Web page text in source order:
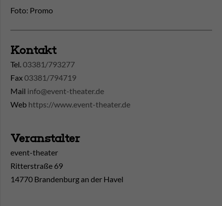
Foto: Promo
Kontakt
Tel.03381/793277
Fax03381/794719
Mail info@event-theater.de
Web https://www.event-theater.de
Veranstalter
event-theater
Ritterstraße 69
14770 Brandenburg an der Havel